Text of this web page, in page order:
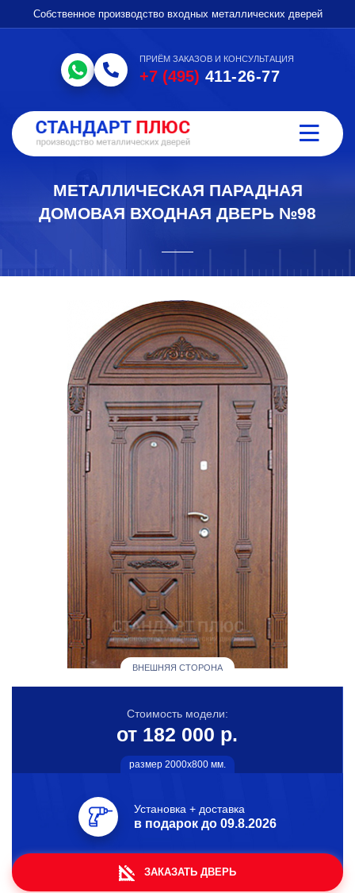
Собственное производство входных металлических дверей
ПРИЁМ ЗАКАЗОВ И КОНСУЛЬТАЦИЯ
+7 (495) 411-26-77
МЕТАЛЛИЧЕСКАЯ ПАРАДНАЯ
ДОМОВАЯ ВХОДНАЯ ДВЕРЬ №98
ВНЕШНЯЯ СТОРОНА
Стоимость модели:
от 182 000 р.
размер 2000х800 мм.
Установка + доставка
в подарок до 09.8.2026
ЗАКАЗАТЬ ДВЕРЬ